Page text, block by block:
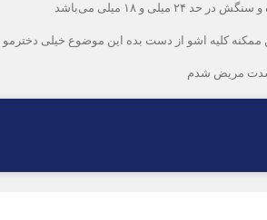
۱۸ میلی می‌باشد
کلیه اشو از دست بده این موضوع خیلی دخترمو
بشدت مریض شدم